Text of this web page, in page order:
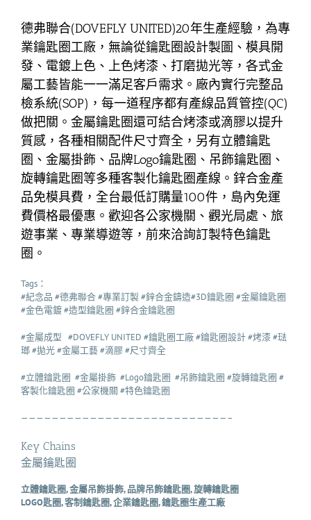
德弗聯合(DOVEFLY UNITED)20年生產經驗，為專
業鑰匙圈工廠，無論從鑰匙圈設計製圖、模具開
發、電鍍上色、上色烤漆、打磨拋光等，各式金
屬工藝皆能一一滿足客戶需求。廠內實行完整品
檢系統(SOP)，每一道程序都有產線品質管控(QC)
做把關。金屬鑰匙圈還可結合烤漆或滴膠以提升
質感，各種相關配件尺寸齊全，另有立體鑰匙
圈、金屬掛飾、品牌Logo鑰匙圈、吊飾鑰匙圈、
旋轉鑰匙圈等多種客製化鑰匙圈產線。鋅合金產
品免模具費，全台最低訂購量100件，島內免運
費價格最優惠。歡迎各公家機關、觀光局處、旅
遊事業、專業導遊等，前來洽詢訂製特色鑰匙
圈。
Tags：
#紀念品 #德弗聯合 #專業訂製 #鋅合金鑄造#3D鑰匙圈 #金屬鑰匙圈
#金色電鍍 #造型鑰匙圈 #鋅合金鑰匙圈
#金屬成型 #DOVEFLY UNITED #鑰匙圈工廠 #鑰匙圈設計 #烤漆 #琺
瑯 #拋光 #金屬工藝 #滴膠 #尺寸齊全
#立體鑰匙圈 #金屬掛飾 #Logo鑰匙圈 #吊飾鑰匙圈 #旋轉鑰匙圈 #
客製化鑰匙圈 #公家機關 #特色鑰匙圈
———————————————————————————–
Key Chains
金屬鑰匙圈
立體鑰匙圈, 金屬吊飾掛飾, 品牌吊飾鑰匙圈, 旋轉鑰匙圈
LOGO匙圈, 客制鑰匙圈, 企業鑰匙圈, 鑰匙圈生產工廠